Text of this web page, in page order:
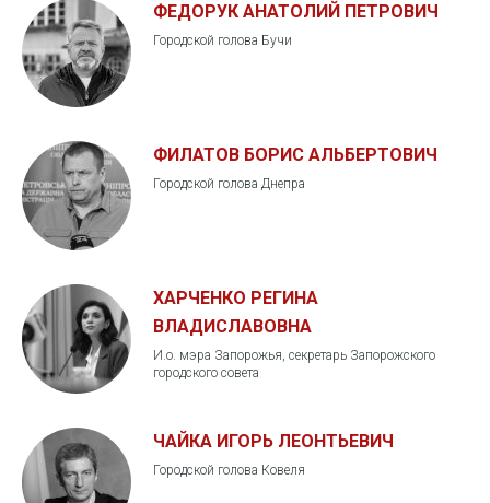
ФЕДОРУК АНАТОЛИЙ ПЕТРОВИЧ
Городской голова Бучи
ФИЛАТОВ БОРИС АЛЬБЕРТОВИЧ
Городской голова Днепра
ХАРЧЕНКО РЕГИНА
ВЛАДИСЛАВОВНА
И.о. мэра Запорожья, секретарь Запорожского
городского совета
ЧАЙКА ИГОРЬ ЛЕОНТЬЕВИЧ
Городской голова Ковеля